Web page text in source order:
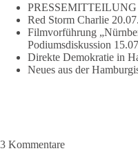
PRESSEMITTEILUNG
Red Storm Charlie
Filmvorführung
Podiumsdiskussion
Direkte Demokratie in
Neues aus der
3 Kommentare